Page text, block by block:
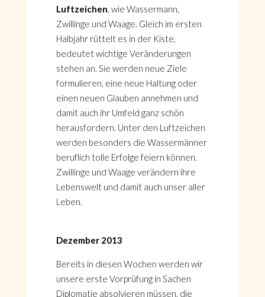
Luftzeichen, wie Wassermann,
Zwillinge und Waage. Gleich im ersten
Halbjahr rüttelt es in der Kiste,
bedeutet wichtige Veränderungen
stehen an. Sie werden neue Ziele
formulieren, eine neue Haltung oder
einen neuen Glauben annehmen und
damit auch ihr Umfeld ganz schön
herausfordern. Unter den Luftzeichen
werden besonders die Wassermänner
beruflich tolle Erfolge feiern können.
Zwillinge und Waage verändern ihre
Lebenswelt und damit auch unser aller
Leben.
Dezember 2013
Bereits in diesen Wochen werden wir
unsere erste Vorprüfung in Sachen
Diplomatie absolvieren müssen, die